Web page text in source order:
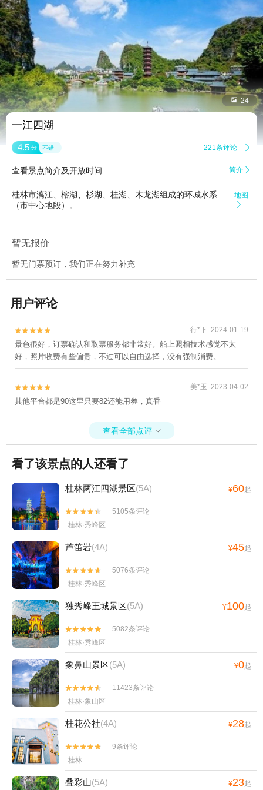
 24
一江四湖
4.5 分 不错 221条评论 
查看景点简介及开放时间 简介 
桂林市漓江、榕湖、杉湖、桂湖、木龙湖组成的环城水系
（市中心地段）。
地图

暂无报价
暂无门票预订，我们正在努力补充
用户评论

 行*下 2024-01-19
景色很好，订票确认和取票服务都非常好。船上照相技术感觉不太
好，照片收费有些偏贵，不过可以自由选择，没有强制消费。

 美*玉 2023-04-02
其他平台都是90这里只要82还能用券，真香
查看全部点评 
看了该景点的人还看了
桂林两江四湖景区(5A) ¥60起


5105条评论
桂林·秀峰区
芦笛岩(4A) ¥45起


5076条评论
桂林·秀峰区
独秀峰王城景区(5A) ¥100起


5082条评论
桂林·秀峰区
象鼻山景区(5A) ¥0起


11423条评论
桂林·象山区
桂花公社(4A) ¥28起


9条评论
桂林
叠彩山(5A) ¥23起
